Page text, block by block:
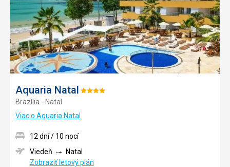
Aquaria Natal Hodnotenie:
Brazília - Natal
Viac o Aquaria Natal
12 dní / 10 nocí
Viedeň
Natal
Zobraziť letový plán